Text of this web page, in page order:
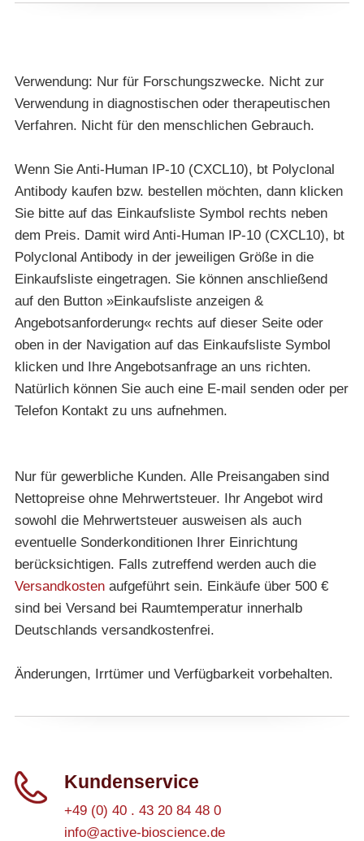
Verwendung: Nur für Forschungszwecke. Nicht zur
Verwendung in diagnostischen oder therapeutischen
Verfahren. Nicht für den menschlichen Gebrauch.
Wenn Sie Anti-Human IP-10 (CXCL10), bt Polyclonal
Antibody kaufen bzw. bestellen möchten, dann klicken
Sie bitte auf das Einkaufsliste Symbol rechts neben
dem Preis. Damit wird Anti-Human IP-10 (CXCL10), bt
Polyclonal Antibody in der jeweiligen Größe in die
Einkaufsliste eingetragen. Sie können anschließend
auf den Button »Einkaufsliste anzeigen &
Angebotsanforderung« rechts auf dieser Seite oder
oben in der Navigation auf das Einkaufsliste Symbol
klicken und Ihre Angebotsanfrage an uns richten.
Natürlich können Sie auch eine E-mail senden oder per
Telefon Kontakt zu uns aufnehmen.
Nur für gewerbliche Kunden. Alle Preisangaben sind
Nettopreise ohne Mehrwertsteuer. Ihr Angebot wird
sowohl die Mehrwertsteuer ausweisen als auch
eventuelle Sonderkonditionen Ihrer Einrichtung
berücksichtigen. Falls zutreffend werden auch die
Versandkostenaufgeführt sein. Einkäufe über 500 €
sind bei Versand bei Raumtemperatur innerhalb
Deutschlands versandkostenfrei.
Änderungen, Irrtümer und Verfügbarkeit vorbehalten.
Kundenservice
+49 (0) 40 . 43 20 84 48 0
info@active-bioscience.de